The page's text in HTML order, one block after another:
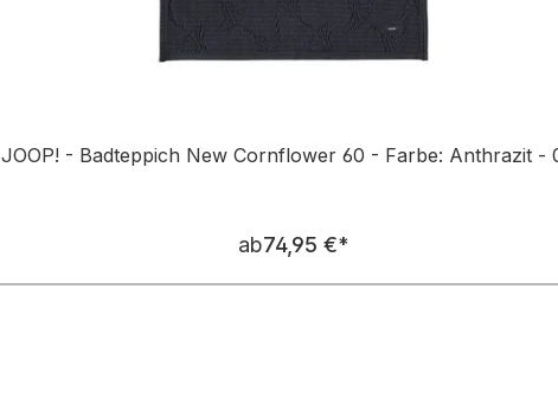
JOOP! - Badteppich New Cornflower 60 - Farbe: Anthrazit -
Regulärer Preis:
ab74,95 €*